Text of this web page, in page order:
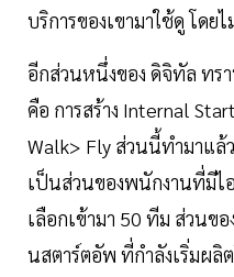
บริการของเขามาใช้ดู โดย
อีกส่วนหนึ่งของ ดิจิทัล ท
คือ การสร้าง Internal
Walk> Fly ส่วนนี้ทำมาแล้
เป็นส่วนของพนักงานที่มีไ
เลือกเข้ามา 50 ทีม ส่วนข
นสตาร์ตอัพ ที่กำลังเริ่มผลิ